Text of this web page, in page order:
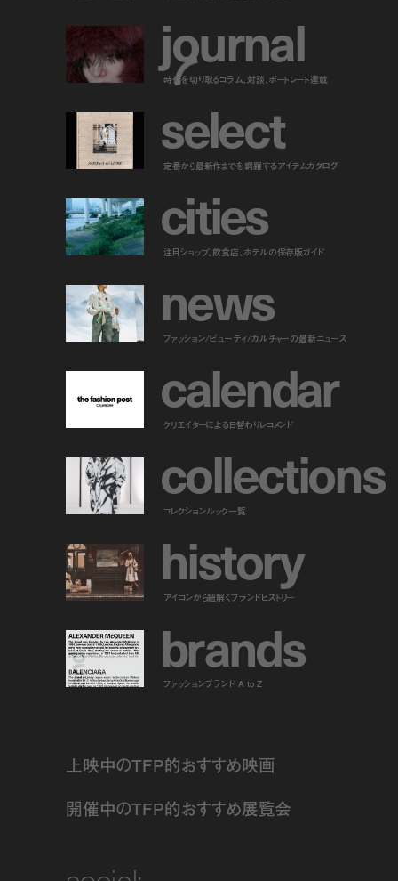
journal
時代を切り取るコラム、対談、ポートレート連載
select
定番から最新作までを網羅するアイテムカタログ
cities
注目ショップ、飲食店、ホテルの保存版ガイド
news
ファッション/ビューティ/カルチャーの最新ニュース
calendar
クリエイターによる日替わりレコメンド
collections
コレクションルック一覧
history
アイコンから紐解くブランドヒストリー
brands
ファッションブランド A to Z
上映中のTFP的おすすめ映画
開催中のTFP的おすすめ展覧会